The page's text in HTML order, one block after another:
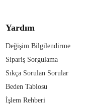
Yardım
Değişim Bilgilendirme
Sipariş Sorgulama
Sıkça Sorulan Sorular
Beden Tablosu
İşlem Rehberi